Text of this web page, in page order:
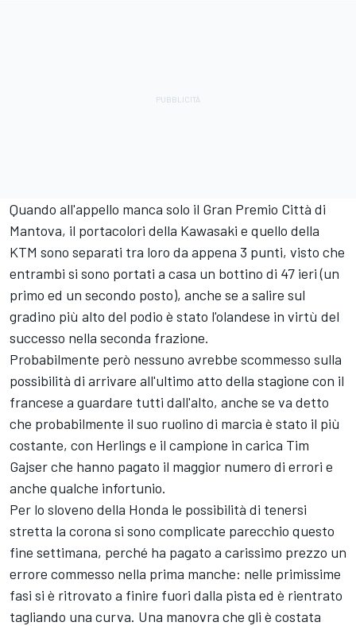
Quando all'appello manca solo il Gran Premio Città di
Mantova, il portacolori della Kawasaki e quello della
KTM sono separati tra loro da appena 3 punti, visto che
entrambi si sono portati a casa un bottino di 47 ieri (un
primo ed un secondo posto), anche se a salire sul
gradino più alto del podio è stato l'olandese in virtù del
successo nella seconda frazione.
Probabilmente però nessuno avrebbe scommesso sulla
possibilità di arrivare all'ultimo atto della stagione con il
francese a guardare tutti dall'alto, anche se va detto
che probabilmente il suo ruolino di marcia è stato il più
costante, con Herlings e il campione in carica Tim
Gajser che hanno pagato il maggior numero di errori e
anche qualche infortunio.
Per lo sloveno della Honda le possibilità di tenersi
stretta la corona si sono complicate parecchio questo
fine settimana, perché ha pagato a carissimo prezzo un
errore commesso nella prima manche: nelle primissime
fasi si è ritrovato a finire fuori dalla pista ed è rientrato
tagliando una curva. Una manovra che gli è costata